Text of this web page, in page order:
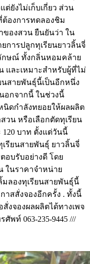
ยังไม่เก็บเกี่ยว ส่วน
องการทดลองชิม
ของสวน ยืนยันว่า ใน
การปลูกทุเรียนยาวลิ้นจี่
กษณ์ ทั้งกลิ่นหอมคล้าย
และเหมาะสำหรับผู้ที่ไม่
นสายพันธุ์นี้เป็นอีกหนึ่ง
อกจากนี้ ในช่วงนี้
ดกำลังทยอยให้ผลผลิต
วน หรือเลือกตัดทุเรียน
บาท ตั้งแต่วันนี้
รียนสายพันธุ์ ยาวลิ้นจี่
อบรับอย่างดี โดย
ในราคาจำหน่าย
มลองทุเรียนสายพันธุ์นี้
าสสั่งจองอีกครั้ง . ทั้งนี้
งจองผลผลิตได้ทางเพจ
ศัพท์ 063-235-9445 ///